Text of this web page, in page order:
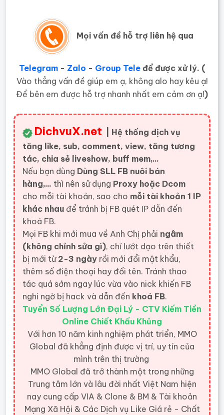
Mọi vấn đề hỗ trợ liên hệ qua
Telegram- Zalo - Group Teleđể được xử lý. (
Vào thẳng vấn đề giúp em ạ, không alo hay kêu ạ!
Để bên em được hỗ trợ nhanh nhất em cảm ơn ạ!)
DichvuX.net | Hệ thống dịch vụ
tăng like, sub, comment, view, tăng tương
tác, chia sẻ liveshow, buff mem,...
Nếu bạn dùng Dùng SLL FB nuôi bán
hàng,... thì nên sử dụng Proxy hoặc Dcom
cho mỗi tài khoản, sao cho mỗi tài khoản 1 IP
khác nhau để tránh bị FB quét IP dẫn đến
khoá FB.
Mọi FB khi mới mua về Anh Chị phải ngâm
(không chỉnh sửa gì), chỉ lướt dạo trên thiết
bị mới từ 2-3 ngày rồi mới đổi mật khẩu,
thêm số điện thoại hay đổi tên. Tránh thao
tác quá sớm ngay lúc vừa vào nick khiến FB
nghi ngờ bị hack và dẫn đến khoá FB.
Tuyển Số Lượng Lớn Đại Lý - CTV Kiếm Tiền
Online Chiết Khấu Khủng
Với hơn 10 năm kinh nghiệm phát triển, MMO
Global đã khẳng định được vị trí, uy tín của
mình trên thị trường
MMO Global đã trở thành một trong những
Trung tâm lớn và lâu đời nhất Việt Nam hiện
nay cung cấp VIA & Clone & BM & Tài khoản
Mạng Xã Hội & Các Dịch vụ Like Giá rẻ - Chất